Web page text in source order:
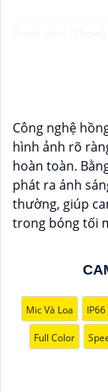
Camera SMD
trang bị công
trong điều kiện
giúp bạn giám
kế thông minh
SMD Plus là
ninh gia đình
Công nghệ
hình ảnh rõ
hoàn toàn.
phát ra ánh
thường, giúp
trong bóng tối
Mic Và Loa IP66
Full Color